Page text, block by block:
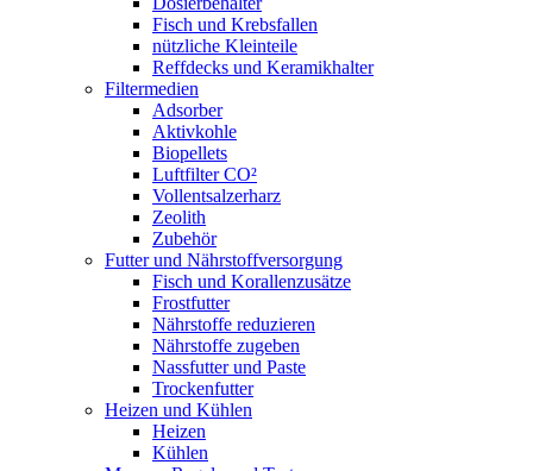
Fisch und Krebsfallen
nützliche Kleinteile
Reffdecks und Keramikhalter
Filtermedien
Adsorber
Aktivkohle
Biopellets
Luftfilter CO²
Vollentsalzerharz
Zeolith
Zubehör
Futter und Nährstoffversorgung
Fisch und Korallenzusätze
Frostfutter
Nährstoffe reduzieren
Nährstoffe zugeben
Nassfutter und Paste
Trockenfutter
Heizen und Kühlen
Heizen
Kühlen